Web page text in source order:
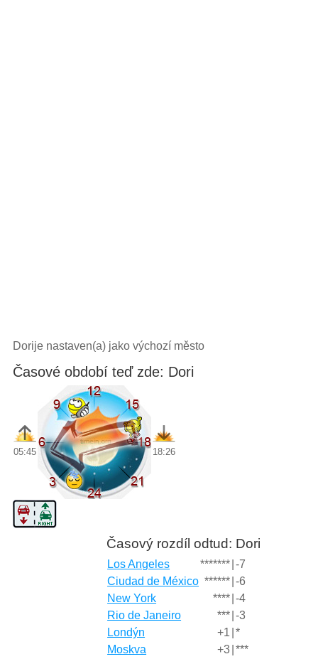
Dorije nastaven(a) jako výchozí město
Časové období teď zde: Dori
05:45 18:26
Časový rozdíl odtud: Dori
Los Angeles ******* -7
Ciudad de México ****** -6
New York
**** -4
Rio de Janeiro
*** -3
Londýn
+1 *
Moskva
+3 ***